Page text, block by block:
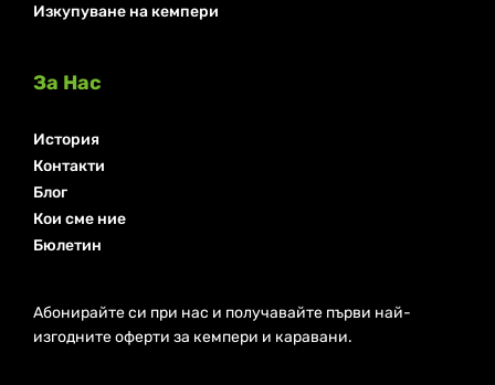
Изкупуване на кемпери
За Нас
История
Контакти
Блог
Кои сме ние
Бюлетин
Абонирайте си при нас и получавайте първи най-
изгодните оферти за кемпери и каравани.